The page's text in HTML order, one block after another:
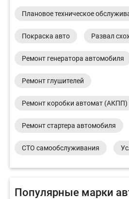
Плановое техническое
Покраска авто Развал
Ремонт генератора автомобиля
Ремонт глушителей
Ремонт коробки автомат (АКПП)
Ремонт стартера автомобиля
СТО самообслуживания
Популярные марки